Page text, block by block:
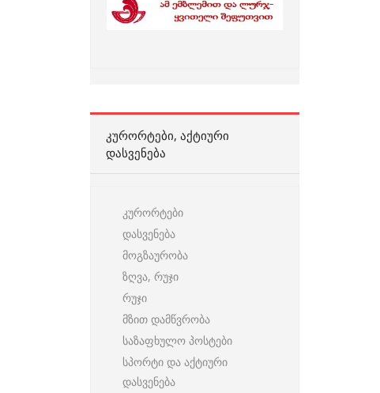
ᲙᲣᲠᲝᲠᲢᲔᲑᲘ, ᲐᲥᲢᲘᲣᲠᲘ
ᲓᲐᲡᲕᲔᲜᲔᲑᲐ
კურორტები
დასვენება
მოგზაურობა
ზღვა, რუჯი
რუჯი
მზით დამწვრობა
საზაფხულო პოსტები
სპორტი და აქტიური
დასვენება